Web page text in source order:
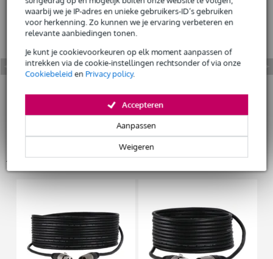
waarbij we je IP-adres en unieke gebruikers-ID’s gebruiken
voor herkenning. Zo kunnen we je ervaring verbeteren en
relevante aanbiedingen tonen.
Je kunt je cookievoorkeuren op elk moment aanpassen of
intrekken via de cookie-instellingen rechtsonder of via onze
Cookiebeleiden Privacy policy.
Weigeren
Aanpassen
Accepteren
Accessoires (28)